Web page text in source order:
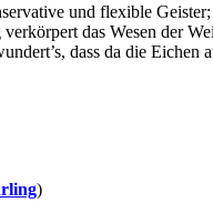
und flexible
das Wesen der
dass da die
)